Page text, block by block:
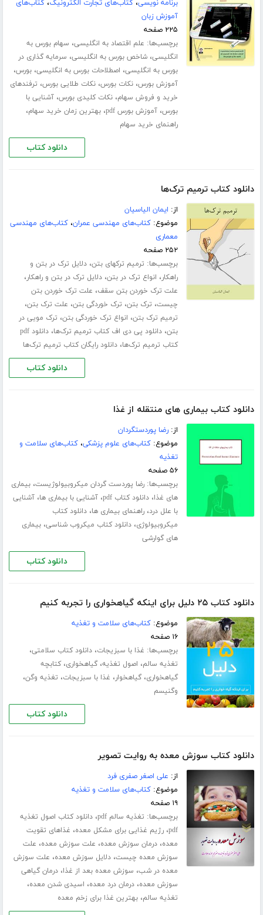
برنامه نویسی، کتاب‌های تجارت الکترونیک، کتاب‌های
آموزش زبان
۲۲۵ صفحه
برچسب‌ها: علم اقتصاد به انگلیسی، سهام بورس به
انگلیسی،شاخص بورس به انگلیسی، سرمایه گذاری در
بورس به انگلیسی، اصطلاحات بورس به انگلیسی،بورس،
آموزش بورس،نکات بورس،نکات طلایی بورس، ترفندهای
خرید و فروش سهام،نکات کلیدی بورس،آشنایی با
بورس،آموزش بورس pdf ،بهترین زمان خرید سهام،
راهنمای خرید سهام
دانلود کتاب
دانلود کتاب ترمیم ترک‌ها
از: ایمان الیاسیان
موضوع:کتاب‌های مهندسی عمران،کتاب‌های مهندسی
معماری
۲۵۲ صفحه
برچسب‌ها: ترمیم ترکهای بتن،دلایل ترک در بتن و
راهکار، انواع ترک در بتن،دلایل ترک در بتن و راهکار،
علت ترک خوردن بتن سقف، علت ترک خوردن بتن
چیست، ترک بتن، ترک خوردگی بتن، علت ترک بتن،
ترمیم ترک بتن، انواع ترک خوردگی بتن، ترک مویی در
بتن،دانلود پی دی اف کتاب ترمیم ترک‌ها،
دانلود pdf
کتاب ترمیم ترک‌ها،دانلود رایگان کتاب ترمیم ترک‌ها
دانلود کتاب
دانلود کتاب بیماری های منتقله از غذا
از:رضا پوردستگردان
موضوع:کتاب‌های علوم پزشکی،کتاب‌های سلامت و
تغذیه
۵۶ صفحه
برچسب‌ها:رضا پوردست گردان میکروبیولوژیست،بیماری
های غذا،دانلود کتاب pdf ،آشنایی با بیماری ها،آشنایی
با علل درد،راهنمای بیماری ها،دانلود کتاب
میکروبیولوژی،دانلود کتاب میکروب شناسی،بیماری
های گوارشی
دانلود کتاب
دانلود کتاب ۲۵ دلیل برای اینکه گیاهخواری را تجربه کنیم
موضوع:کتاب‌های سلامت و تغذیه
۱۶ صفحه
برچسب‌ها: غذا با سبزیجات،دانلود کتاب سلامتی،
تغذیه سالم، اصول تغذیه،گیاهخواری،کتابچه
گیاهخواری،گیاهخوار، غذا با سبزیجات، تغذیه وگن،
وگنیسم
دانلود کتاب
دانلود کتاب سوزش معده به روایت تصویر
از: علی اصغر صفری فرد
موضوع:کتاب‌های سلامت و تغذیه
۱۹ صفحه
برچسب‌ها: تغذیه سالم pdf ،دانلود کتاب اصول تغذیه
pdf،رژیم غذایی برای مشکل معده، غذاهای تقویت
معده،درمان سوزش معده، علت سوزش معده، علت
سوزش معده چیست،دلایل سوزش معده، علت سوزش
معده در شب، سوزش معده بعد از غذا،درمان گیاهی
سوزش معده،درمان درد معده، اسیدی شدن معده،
تغذیه سالم،بهترین غذا برای زخم معده